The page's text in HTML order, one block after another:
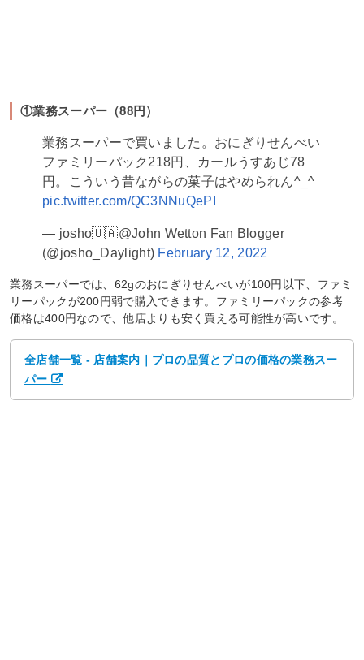
①業務スーパー（88円）
業務スーパーで買いました。おにぎりせんべい
ファミリーパック218円、カールうすあじ78
円。こういう昔ながらの菓子はやめられん^_^
pic.twitter.com/QC3NNuQePI
— josho🇺🇦@John Wetton Fan Blogger
(@josho_Daylight) February 12, 2022
業務スーパーでは、62gのおにぎりせんべいが100円以下、ファミ
リーパックが200円弱で購入できます。ファミリーパックの参考
価格は400円なので、他店よりも安く買える可能性が高いです。
全店舗一覧 - 店舗案内｜プロの品質とプロの価格の業務スー
パー